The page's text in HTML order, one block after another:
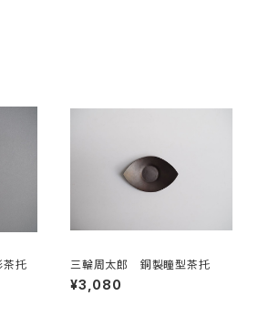
托 三輪周太郎 銅製瞳型茶托
¥3,080